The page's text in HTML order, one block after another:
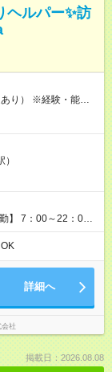
ヘルパー✨訪
り） ※経験・能力を
があります。 雇用
円以上
】 7：00～22：00
詳細へ
社
掲載日：2026.08.08